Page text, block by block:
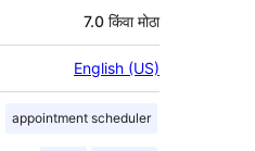
7.0 किंवा मोठा
English (US)
appointment scheduler